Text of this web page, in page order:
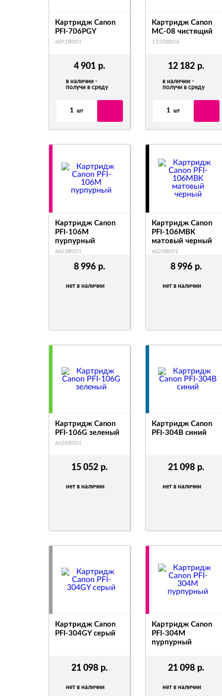
4 901 р.
в наличии -
получи в среду
1 шт
Картридж Canon
PFI-706PGY
6691B001
12 182 р.
в наличии -
получи в среду
1 шт
Картридж Canon
MC-08 чистящий
1320B006
8 996 р.
нет в наличии
Картридж Canon
PFI-106M
пурпурный
6623B001
8 996 р.
нет в наличии
Картридж Canon
PFI-106MBK
матовый черный
6620B001
15 052 р.
нет в наличии
Картридж Canon
PFI-106G зеленый
6628B001
21 098 р.
нет в наличии
Картридж Canon
PFI-304B синий
21 098 р.
нет в наличии
Картридж Canon
PFI-304GY серый
21 098 р.
нет в наличии
Картридж Canon
PFI-304M
пурпурный